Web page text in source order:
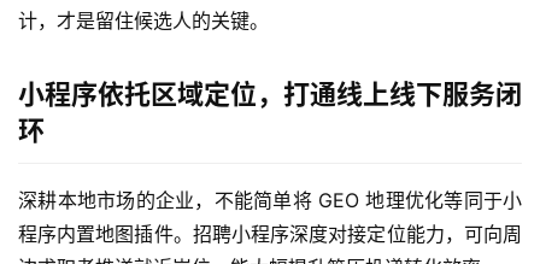
计，才是留住候选人的关键。
小程序依托区域定位，打通线上线下服务闭
环
深耕本地市场的企业，不能简单将 GEO 地理优化等同于小
程序内置地图插件。招聘小程序深度对接定位能力，可向周